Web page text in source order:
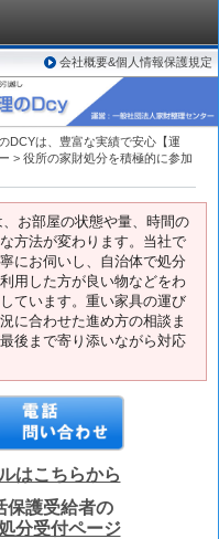
会社概要&個人情報保護規定
DCYは、豊富な実績で安心【運
> 役所の家財処分を積極的に参加
お部屋の状態や量、時間の
方法が変わります。当社で
にお伺いし、自治体で処分
用した方が良い物などをわ
ています。重い家具の運び
に合わせた進め方の相談ま
後まで寄り添いながら対応
はこちらから
保護受給者の
分受付ページ